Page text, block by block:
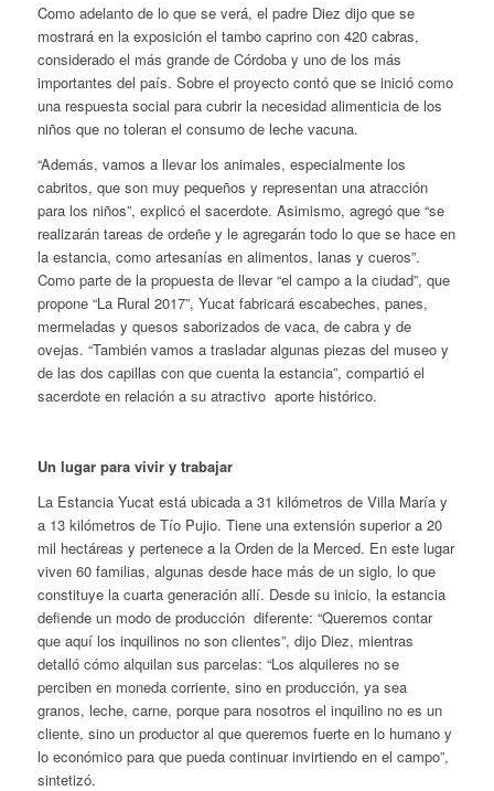
Como adelanto de lo que se verá, el padre Diez dijo que se
mostrará en la exposición el tambo caprino con 420 cabras,
considerado el más grande de Córdoba y uno de los más
importantes del país. Sobre el proyecto contó que se inició como
una respuesta social para cubrir la necesidad alimenticia de los
niños que no toleran el consumo de leche vacuna.
“Además, vamos a llevar los animales, especialmente los
cabritos, que son muy pequeños y representan una atracción
para los niños”, explicó el sacerdote. Asimismo, agregó que “se
realizarán tareas de ordeñe y le agregarán todo lo que se hace en
la estancia, como artesanías en alimentos, lanas y cueros”.
Como parte de la propuesta de llevar “el campo a la ciudad”, que
propone “La Rural 2017”, Yucat fabricará escabeches, panes,
mermeladas y quesos saborizados de vaca, de cabra y de
ovejas. “También vamos a trasladar algunas piezas del museo y
de las dos capillas con que cuenta la estancia”, compartió el
sacerdote en relación a su atractivo aporte histórico.
Un lugar para vivir y trabajar
La Estancia Yucat está ubicada a 31 kilómetros de Villa María y
a 13 kilómetros de Tío Pujio. Tiene una extensión superior a 20
mil hectáreas y pertenece a la Orden de la Merced. En este lugar
viven 60 familias, algunas desde hace más de un siglo, lo que
constituye la cuarta generación allí. Desde su inicio, la estancia
defiende un modo de producción diferente: “Queremos contar
que aquí los inquilinos no son clientes”, dijo Diez, mientras
detalló cómo alquilan sus parcelas: “Los alquileres no se
perciben en moneda corriente, sino en producción, ya sea
granos, leche, carne, porque para nosotros el inquilino no es un
cliente, sino un productor al que queremos fuerte en lo humano y
lo económico para que pueda continuar invirtiendo en el campo”,
sintetizó.